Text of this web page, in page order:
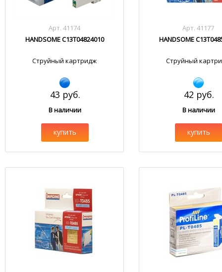
Арт. 41174
HANDSOME C13T04824010
Струйный картридж
43 руб.
В наличии
купить
Арт. 41177
HANDSOME
Струйный
42 руб.
В наличии
купить